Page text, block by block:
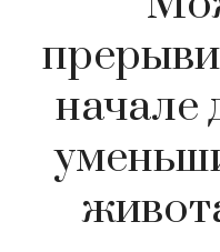
начале